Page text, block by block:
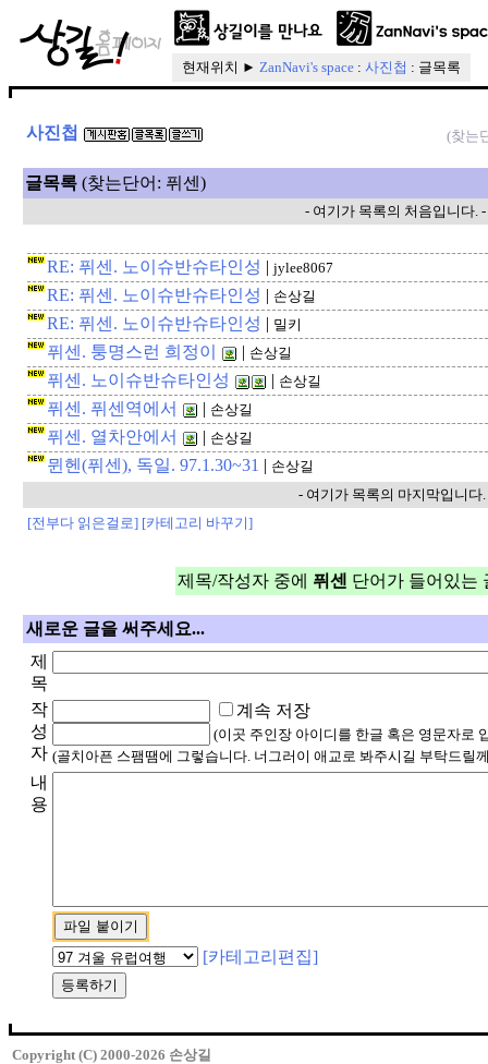
현재위치 ► ZanNavi's space : 사진첩 : 글목록
사진첩 (찾는
글목록 (찾는단어: 퓌센)
- 여기가 목록의 처음입니다. -
RE: 퓌센. 노이슈반슈타인성 | jylee8067
RE: 퓌센. 노이슈반슈타인성 | 손상길
RE: 퓌센. 노이슈반슈타인성 | 밀키
퓌센. 퉁명스런 희정이 | 손상길
퓌센. 노이슈반슈타인성 | 손상길
퓌센. 퓌센역에서 | 손상길
퓌센. 열차안에서 | 손상길
뮌헨(퓌센), 독일. 97.1.30~31 | 손상길
- 여기가 목록의 마지막입니다.
[전부다 읽은걸로] [카테고리 바꾸기]
제목/작성자 중에 퓌센 단어가 들어있는
새로운 글을 써주세요...
제
목
작
성
자
계속 저장
(이곳 주인장 아이디를 한글 혹은 영문자로
(골치아픈 스팸땜에 그렇습니다. 너그러이 애교로 봐주시길 부탁드릴
내
용
[카테고리편집]
Copyright (C) 2000-2026 손상길